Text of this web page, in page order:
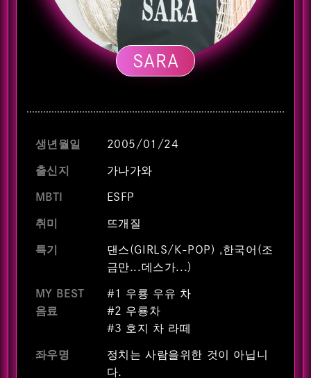
SARA
생년월일 2005/01/24
출신지 가나가와
MBTI ESFP
취미 뜨개질
특기
댄스(GIRLS/K-POP) ,한국어(조
금만...데스가...)
MY BEST
음료
#1 우룡 우유 차
#2 우룡차
#3 호지 차 라떼
좌우명
정치는 사람을위한 것이 아닙니
다.